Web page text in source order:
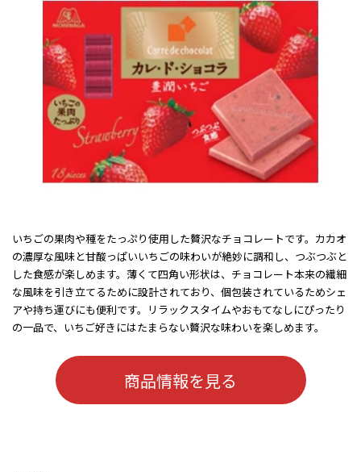
いちごの果肉や種をたっぷり使用した贅沢なチョコレートです。カカオ
の濃厚な風味と甘酸っぱいいちごの味わいが絶妙に調和し、つぶつぶと
した食感が楽しめます。薄くて四角い形状は、チョコレート本来の繊細
な風味を引き立てるために設計されており、個包装されているためシェ
アや持ち運びにも便利です。リラックスタイムやおもてなしにぴったり
の一品で、いちご好きにはたまらない贅沢な味わいを楽しめます。
商品情報を見る